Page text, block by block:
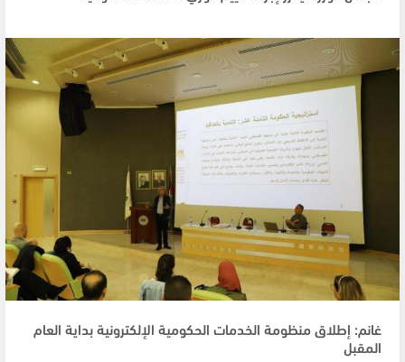
غانم: إطلاق منظومة الخدمات الحكومية الإلكترونية بداية العام
المقبل